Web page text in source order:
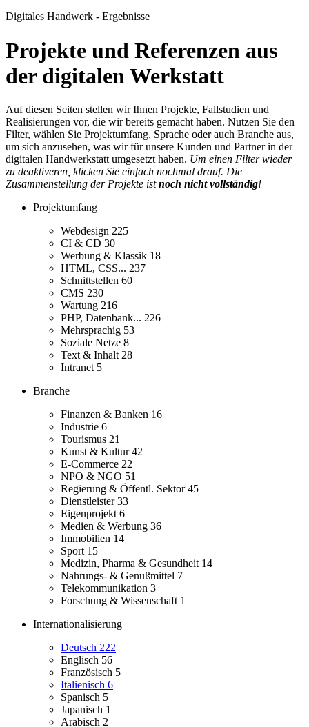
Digitales Handwerk - Ergebnisse
Projekte und Referenzen aus
der digitalen Werkstatt
Auf diesen Seiten stellen wir Ihnen Projekte, Fallstudien und
Realisierungen vor, die wir bereits gemacht haben. Nutzen Sie den
Filter, wählen Sie Projektumfang, Sprache oder auch Branche aus,
um sich anzusehen, was wir für unsere Kunden und Partner in der
digitalen Handwerkstatt umgesetzt haben. Um einen Filter wieder
zu deaktiveren, klicken Sie einfach nochmal drauf. Die
Zusammenstellung der Projekte istnoch nicht vollständig!
Projektumfang
Webdesign 225
CI & CD 30
Werbung & Klassik 18
HTML, CSS... 237
Schnittstellen 60
CMS 230
Wartung 216
PHP, Datenbank... 226
Mehrsprachig 53
Soziale Netze 8
Text & Inhalt 28
Intranet 5
Branche
Finanzen & Banken 16
Industrie 6
Tourismus 21
Kunst & Kultur42
E-Commerce 22
NPO & NGO 51
Regierung & Öffentl. Sektor45
Dienstleister33
Eigenprojekt 6
Medien & Werbung 36
Immobilien 14
Sport 15
Medizin, Pharma & Gesundheit 14
Nahrungs- & Genußmittel 7
Telekommunikation 3
Forschung & Wissenschaft 1
Internationalisierung
Deutsch 222
Englisch 56
Französisch 5
Italienisch 6
Spanisch 5
Japanisch 1
Arabisch 2